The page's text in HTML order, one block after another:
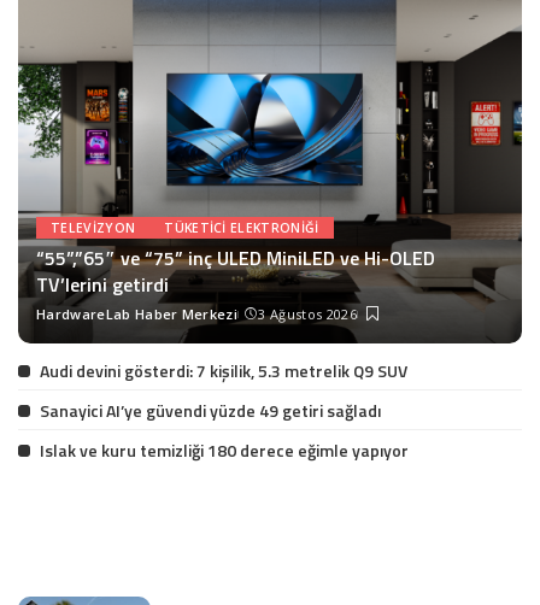
TELEVIZYON TÜKETICI ELEKTRONIĞI
“55”,”65″ ve “75” inç ULED MiniLED ve Hi-OLED
TV’lerini getirdi
Posted
by
HardwareLab Haber Merkezi 3 Ağustos 2026
Audi devini gösterdi: 7 kişilik, 5.3 metrelik Q9 SUV
Sanayici AI’ye güvendi yüzde 49 getiri sağladı
Islak ve kuru temizliği 180 derece eğimle yapıyor